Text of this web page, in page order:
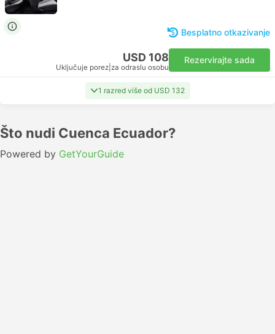
Besplatno otkazivanje
USD 108
Uključuje porez za odraslu osobu
Rezervirajte sada
1 razred više od USD 132
Što nudi Cuenca Ecuador?
Powered by GetYourGuide